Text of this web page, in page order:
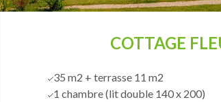
COTTAGE
35 m2 + terrasse 11 m2
1 chambre (lit double 140 x 200)